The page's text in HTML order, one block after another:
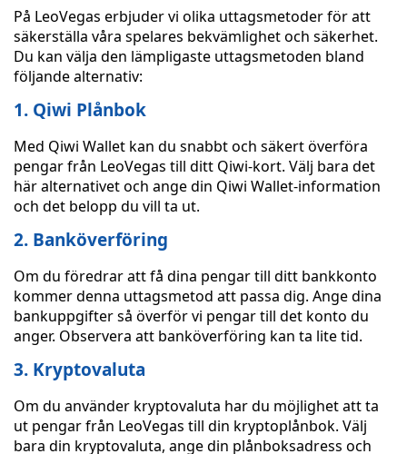
På LeoVegas erbjuder vi olika uttagsmetoder för att
säkerställa våra spelares bekvämlighet och säkerhet.
Du kan välja den lämpligaste uttagsmetoden bland
följande alternativ:
1. Qiwi Plånbok
Med Qiwi Wallet kan du snabbt och säkert överföra
pengar från LeoVegas till ditt Qiwi-kort. Välj bara det
här alternativet och ange din Qiwi Wallet-information
och det belopp du vill ta ut.
2. Banköverföring
Om du föredrar att få dina pengar till ditt bankkonto
kommer denna uttagsmetod att passa dig. Ange dina
bankuppgifter så överför vi pengar till det konto du
anger. Observera att banköverföring kan ta lite tid.
3. Kryptovaluta
Om du använder kryptovaluta har du möjlighet att ta
ut pengar från LeoVegas till din kryptoplånbok. Välj
bara din kryptovaluta, ange din plånboksadress och